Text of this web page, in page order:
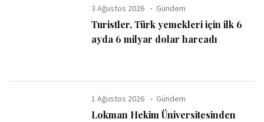
3 Ağustos 2026 Gündem
Turistler, Türk yemekleri için ilk 6
ayda 6 milyar dolar harcadı
1 Ağustos 2026 Gündem
Lokman Hekim Üniversitesinden